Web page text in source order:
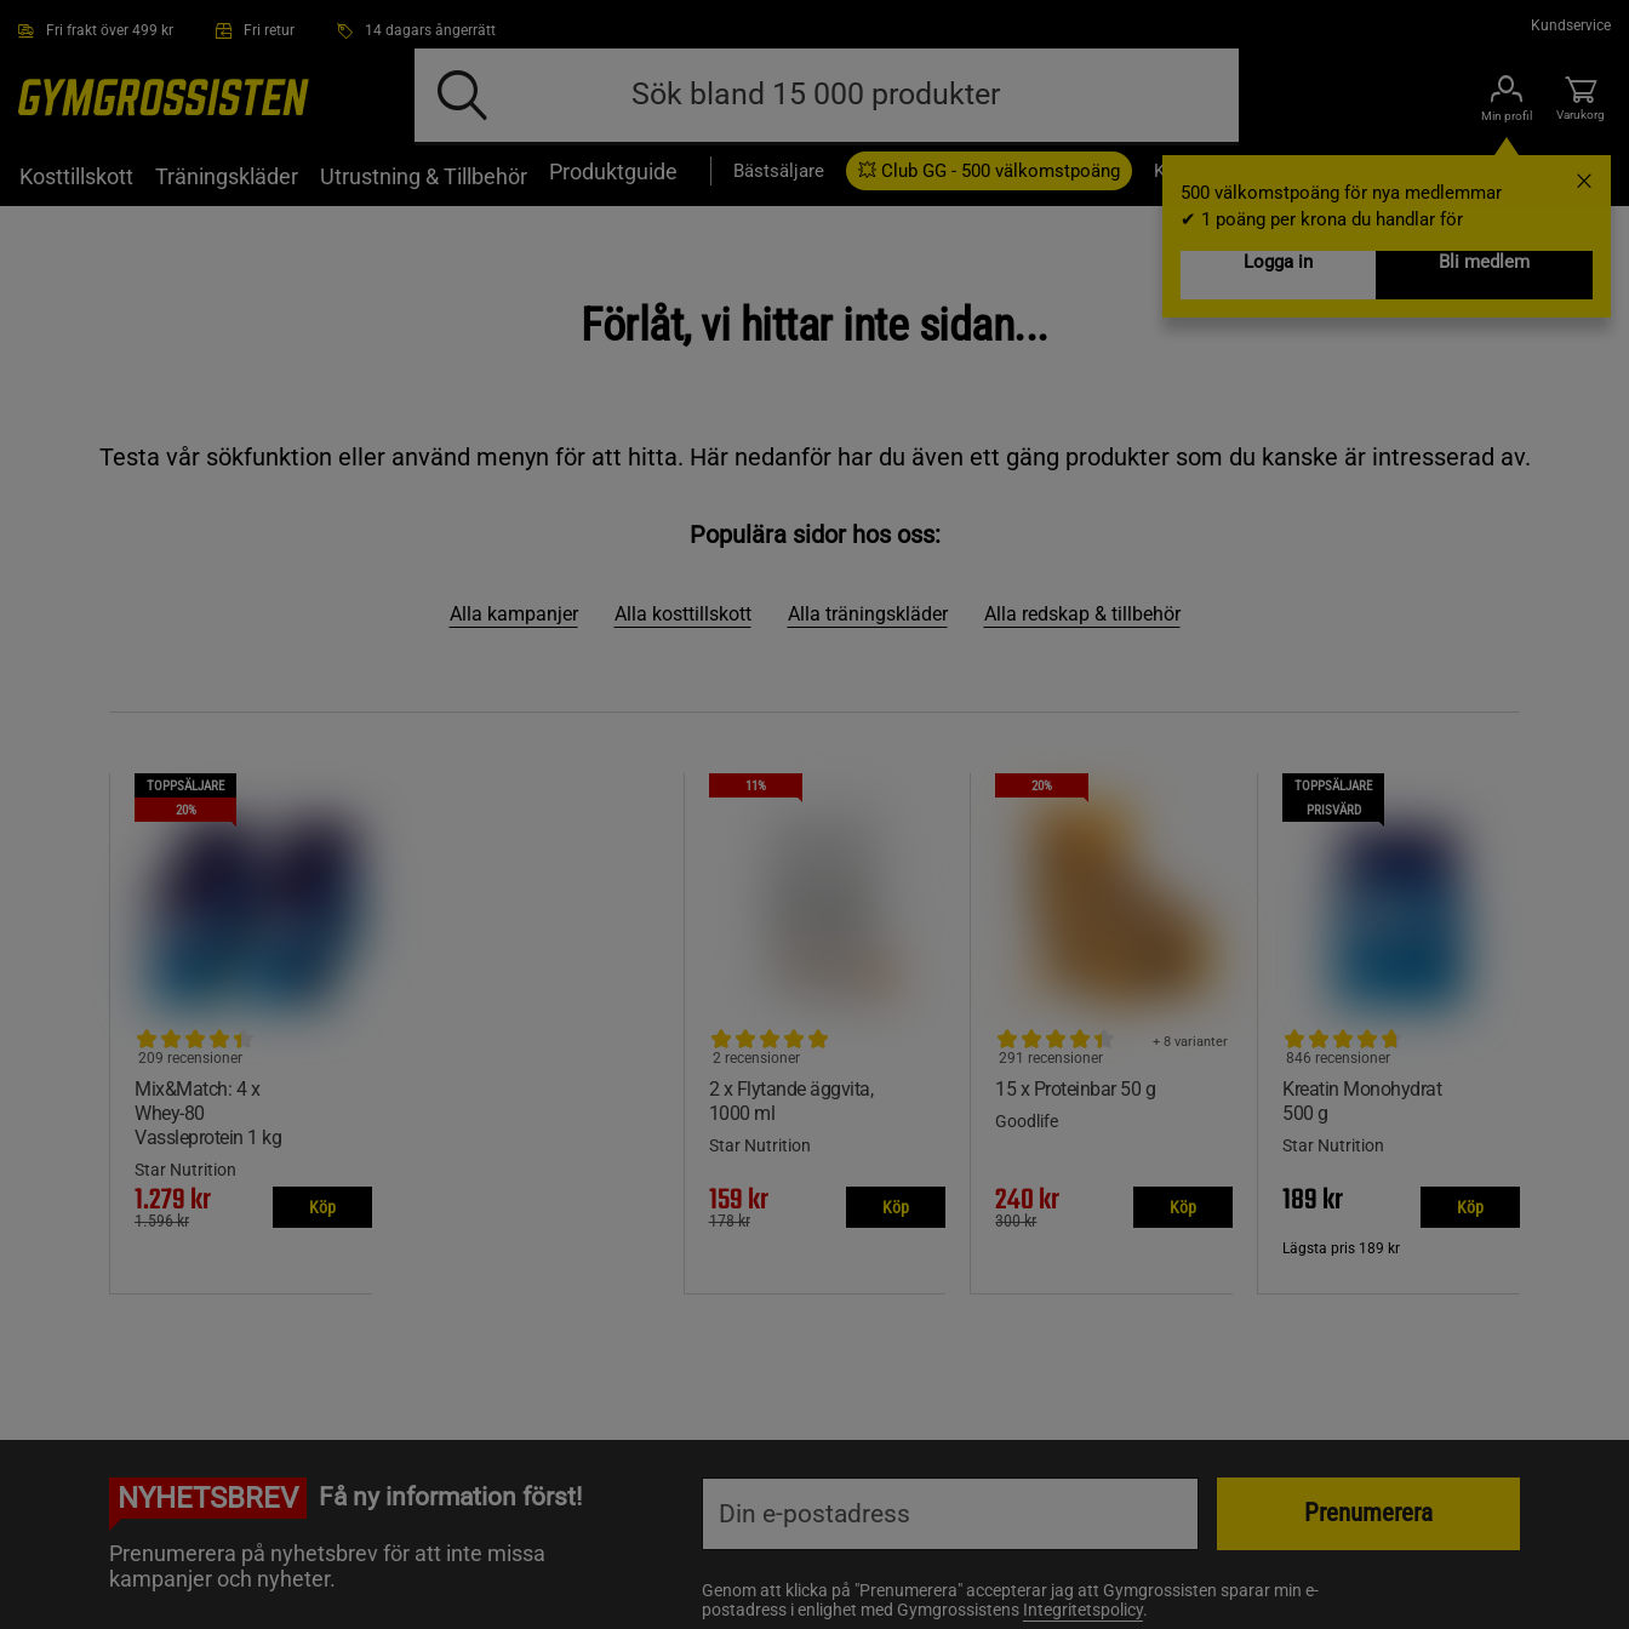
Fri frakt över 499 kr Fri retur 14 dagars ångerrätt Kundservice
Min profil
500 välkomstpoäng för nya medlemmar
✔ 1 poäng per krona du handlar för
Logga in
Bli medlem
Varukorg
Kosttillskott Träningskläder Utrustning & Tillbehör Produktguide Bästsäljare 💥 Club GG - 500 välkomstpoäng Kampanjer
Förlåt, vi hittar inte sidan...
Testa vår sökfunktion eller använd menyn för att hitta. Här nedanför har du även ett gäng produkter som du kanske är intresserad av.
Populära sidor hos oss:
Alla kampanjer Alla kosttillskott Alla träningskläder Alla redskap & tillbehör
TOPPSÄLJARE
20%
Mix&Match: 4 x
Whey-80
Vassleprotein 1 kg
209 recensioner
Star Nutrition
1.279 kr
1.596 kr
Köp
11%
2 x Flytande äggvita,
1000 ml
2 recensioner
Star Nutrition
159 kr
178 kr
Köp
20%
15 x Proteinbar 50 g
+ 8 varianter
291 recensioner
Goodlife
240 kr
300 kr
Köp
TOPPSÄLJARE
PRISVÄRD
Kreatin Monohydrat
500 g
846 recensioner
Star Nutrition
189 kr Köp
Lägsta pris 189 kr
NYHETSBREV Få ny information först!
Prenumerera på nyhetsbrev för att inte missa
kampanjer och nyheter.
Genom att klicka på "Prenumerera" accepterar jag att Gymgrossisten sparar min e-
postadress i enlighet med Gymgrossistens Integritetspolicy.
Prenumerera